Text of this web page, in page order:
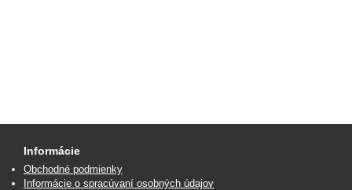
Informácie
Obchodné podmienky
Informácie o spracúvaní osobných údajov